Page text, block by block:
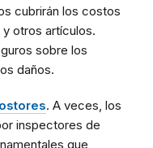
cubrirán los costos
otros artículos.
sobre los
daños.
. A veces, los
inspectores de
que